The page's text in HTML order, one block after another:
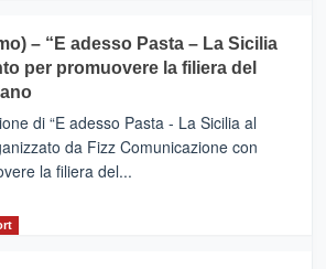
– “E adesso Pasta – La Sicilia
per promuovere la filiera del
di “E adesso Pasta - La Sicilia al
da Fizz Comunicazione con
la filiera del...